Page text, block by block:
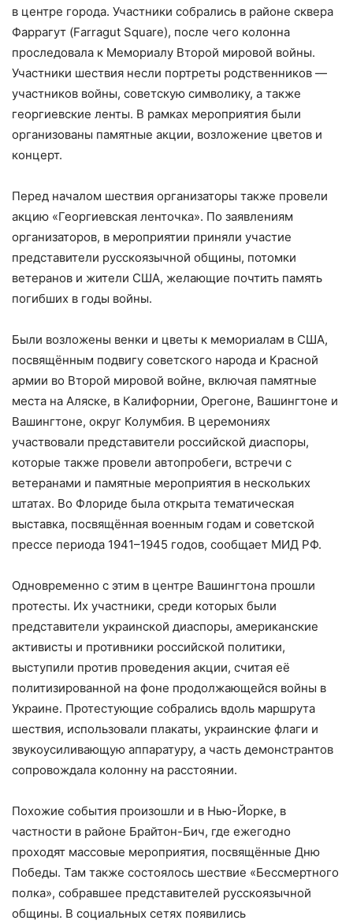
в центре города. Участники собрались в районе сквера
Фаррагут (Farragut Square), после чего колонна
проследовала к Мемориалу Второй мировой войны.
Участники шествия несли портреты родственников —
участников войны, советскую символику, а также
георгиевские ленты. В рамках мероприятия были
организованы памятные акции, возложение цветов и
концерт.
Перед началом шествия организаторы также провели
акцию «Георгиевская ленточка». По заявлениям
организаторов, в мероприятии приняли участие
представители русскоязычной общины, потомки
ветеранов и жители США, желающие почтить память
погибших в годы войны.
Были возложены венки и цветы к мемориалам в США,
посвящённым подвигу советского народа и Красной
армии во Второй мировой войне, включая памятные
места на Аляске, в Калифорнии, Орегоне, Вашингтоне и
Вашингтоне, округ Колумбия. В церемониях
участвовали представители российской диаспоры,
которые также провели автопробеги, встречи с
ветеранами и памятные мероприятия в нескольких
штатах. Во Флориде была открыта тематическая
выставка, посвящённая военным годам и советской
прессе периода 1941–1945 годов, сообщает МИД РФ.
Одновременно с этим в центре Вашингтона прошли
протесты. Их участники, среди которых были
представители украинской диаспоры, американские
активисты и противники российской политики,
выступили против проведения акции, считая её
политизированной на фоне продолжающейся войны в
Украине. Протестующие собрались вдоль маршрута
шествия, использовали плакаты, украинские флаги и
звукоусиливающую аппаратуру, а часть демонстрантов
сопровождала колонну на расстоянии.
Похожие события произошли и в Нью-Йорке, в
частности в районе Брайтон-Бич, где ежегодно
проходят массовые мероприятия, посвящённые Дню
Победы. Там также состоялось шествие «Бессмертного
полка», собравшее представителей русскоязычной
общины. В социальных сетях появились